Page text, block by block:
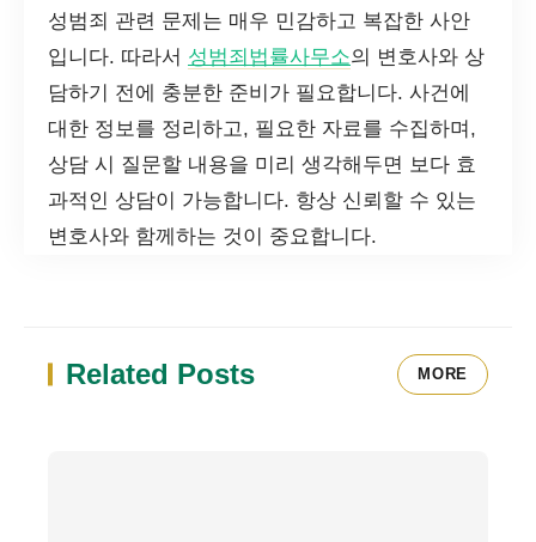
성범죄 관련 문제는 매우 민감하고 복잡한 사안
입니다. 따라서 성범죄법률사무소의 변호사와 상
담하기 전에 충분한 준비가 필요합니다. 사건에
대한 정보를 정리하고, 필요한 자료를 수집하며,
상담 시 질문할 내용을 미리 생각해두면 보다 효
과적인 상담이 가능합니다. 항상 신뢰할 수 있는
변호사와 함께하는 것이 중요합니다.
Related Posts MORE